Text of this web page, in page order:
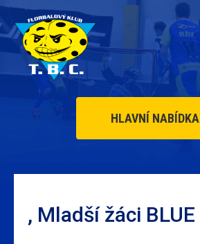
HLAVNÍ NABÍDKA
, Mladší žáci BLUE